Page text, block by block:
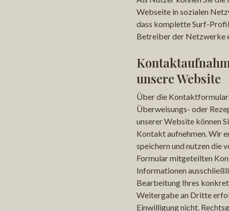
Webseite in sozialen
dass komplette Surf-
Betreiber der Netzwerke
unsere Website
Über die
Überweisungs- oder
unserer Website können
Kontakt aufnehmen. Wir
speichern und nutzen die
Formular mitgeteilten
Informationen
Bearbeitung Ihres
Weitergabe an Dritte
Einwilligung nicht.